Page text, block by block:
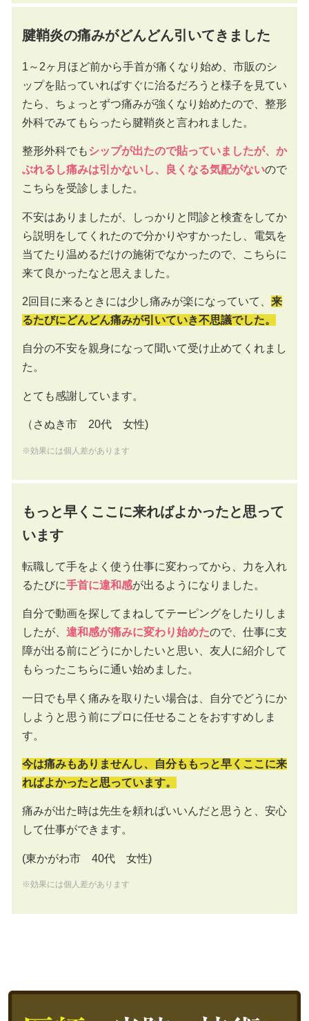
腱鞘炎の痛みがどんどん引いてきました
1～2ヶ月ほど前から手首が痛くなり始め、市販のシ
ップを貼っていればすぐに治るだろうと様子を見てい
たら、ちょっとずつ痛みが強くなり始めたので、整形
外科でみてもらったら腱鞘炎と言われました。
整形外科でも シップが出たので貼っていましたが、か
ぶれるし痛みは引かないし、良くなる気配がないので
こちらを受診しました。
不安はありましたが、しっかりと問診と検査をしてか
ら説明をしてくれたので分かりやすかったし、電気を
当てたり温めるだけの施術でなかったので、こちらに
来て良かったなと思えました。
2回目に来るときには少し痛みが楽になっていて、 来
るたびにどんどん痛みが引いていき不思議でした。
自分の不安を親身になって聞いて受け止めてくれまし
た。
とても感謝しています。
（さぬき市 20代 女性)
※効果には個人差があります
もっと早くここに来ればよかったと思って
います
転職して手をよく使う仕事に変わってから、力を入れ
るたびに手首に違和感が出るようになりました。
自分で動画を探してまねしてテーピングをしたりしま
したが、 違和感が痛みに変わり始めたので、仕事に支
障が出る前にどうにかしたいと思い、友人に紹介して
もらったこちらに通い始めました。
一日でも早く痛みを取りたい場合は、自分でどうにか
しようと思う前にプロに任せることをおすすめしま
す。
今は痛みもありませんし、自分も もっと早くここに来
ればよかったと思っています。
痛みが出た時は先生を頼ればいいんだと思うと、安心
して仕事ができます。
(東かがわ市 40代 女性)
※効果には個人差があります